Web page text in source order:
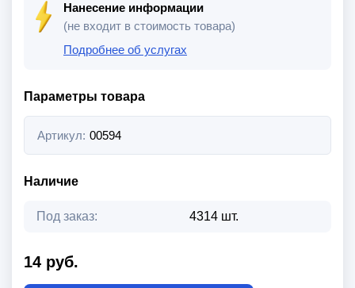
Нанесение информации
(не входит в стоимость товара)
Подробнее об услугах
Параметры товара
Артикул: 00594
Наличие
Под заказ: 4314 шт.
14 руб.